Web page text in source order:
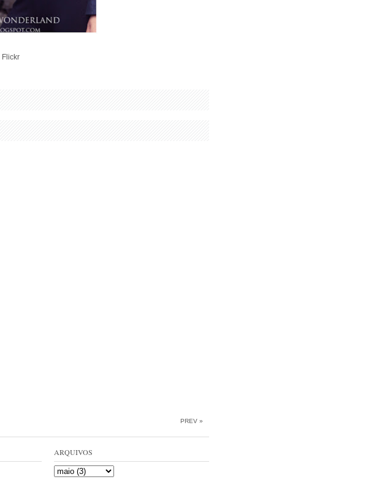
Flickr
PREV »
ARQUIVOS